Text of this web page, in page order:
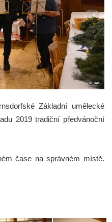
Základní umělecké
2019 tradiční předvánoční
čase na správném místě.